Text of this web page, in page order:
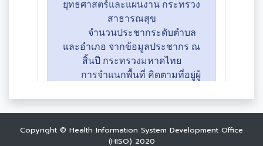
Copyright © Health Information System Development Office
(HISO) 2020